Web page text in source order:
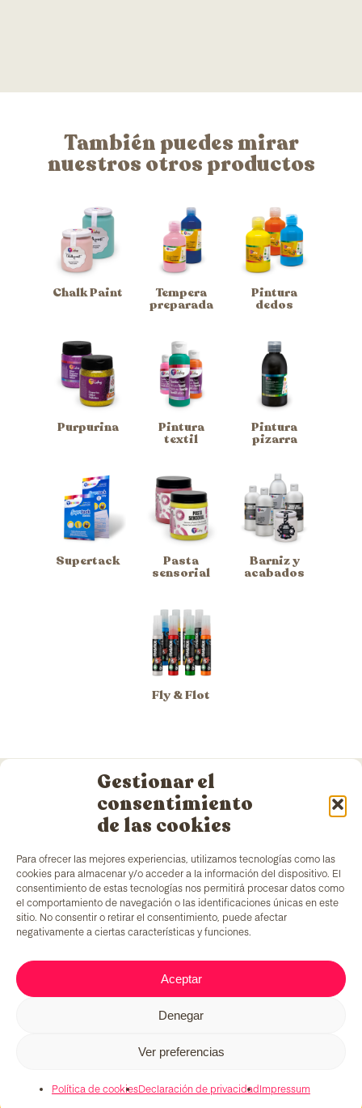
Gestionar el
consentimiento
de las cookies
Para ofrecer las mejores experiencias, utilizamos tecnologías como las
cookies para almacenar y/o acceder a la información del dispositivo. El
consentimiento de estas tecnologías nos permitirá procesar datos como
el comportamiento de navegación o las identificaciones únicas en este
sitio. No consentir o retirar el consentimiento, puede afectar
negativamente a ciertas características y funciones.
Aceptar
Denegar
Ver preferencias
Política de cookiesDeclaración de privacidad Impressum
También puedes mirar
nuestros otros productos
Chalk Paint Tempera
preparada
Pintura
dedos
Purpurina Pintura
textil
Pintura
pizarra
Supertack Pasta
sensorial
Barniz y
acabados
Fly & Flot
TColorscuenta con una fábrica de pinturas en
Barcelona y laboratorio propio para la creación de
pinturas y adhesivos. Pinturas al agua, elaborada
de acuerdo con lanormativa EN-71, que cuentan
con un ingrediente añadido único en el mercado:
generar empleo para colectivos en situación de
C/ Fernando Pessoa, 54-64
tcolors@teb.org